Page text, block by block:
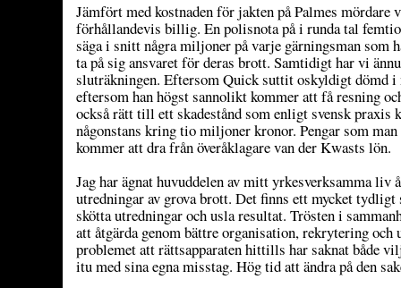
Jämfört med kostnaden för jakten på Palmes mördare
förhållandevis billig. En polisnota på i runda tal
säga i snitt några miljoner på varje gärningsman som
ta på sig ansvaret för deras brott. Samtidigt har vi
sluträkningen. Eftersom Quick suttit oskyldigt dömd i
eftersom han högst sannolikt kommer att få resning
också rätt till ett skadestånd som enligt svensk praxis
någonstans kring tio miljoner kronor. Pengar som
kommer att dra från överåklagare van der Kwasts lön.
Jag har ägnat huvuddelen av mitt yrkesverksamma liv
utredningar av grova brott. Det finns ett mycket
skötta utredningar och usla resultat. Trösten i
att åtgärda genom bättre organisation, rekrytering
problemet att rättsapparaten hittills har saknat både
itu med sina egna misstag. Hög tid att ändra på den